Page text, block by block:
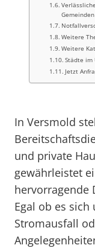
Gemeinden
Weitere
Weitere
Städte im
Jetzt
In Versmold
und private
gewährleistet
hervorragende
Egal ob es
Stromausfall